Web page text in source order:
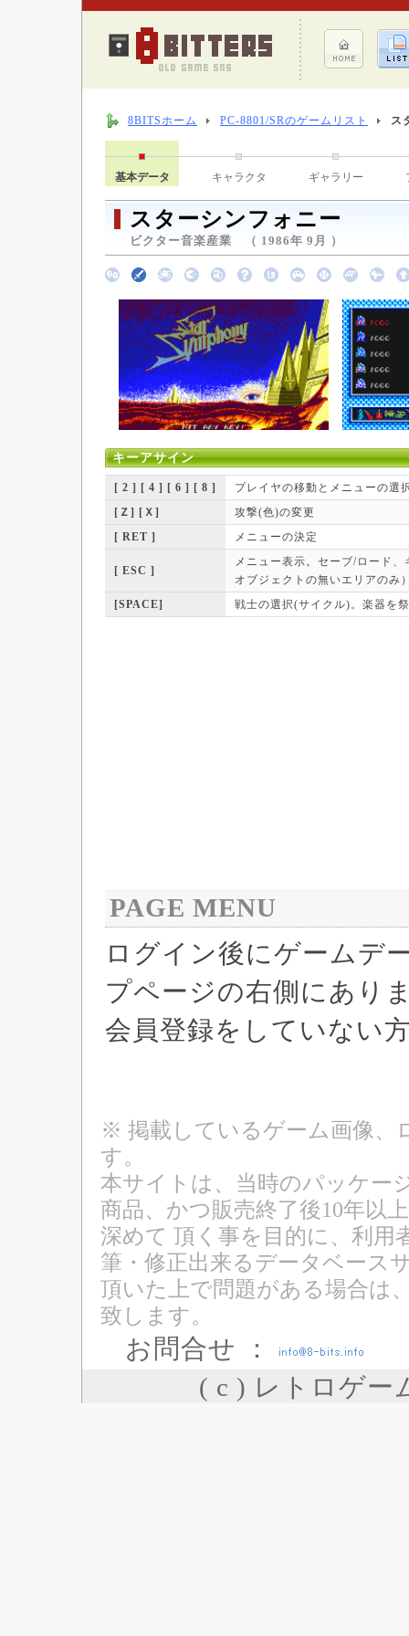
8BITSホーム PC-8801/SRのゲームリスト ス
基本データ キャラクタ ギャラリー
スターシンフォニー
ビクター音楽産業 （ 1986年 9月 ）
キーアサイン
[ 2 ] [ 4 ] [ 6 ] [ 8 ]
プレイヤの移動とメニューの選
[Ｚ] [Ｘ]
攻撃(色)の変更
[ RET ]
メニューの決定
[ ESC ]
メニュー表示。セーブ/ロード
オブジェクトの無いエリアのみ
[SPACE]
戦士の選択(サイクル)。楽器を
PAGE MENU
ログイン後にゲームデ
プページの右側にあり
会員登録をしていない
※ 掲載しているゲーム画像、
す。
本サイトは、当時のパッケー
商品、かつ販売終了後10年以
深めて 頂く事を目的に、利用
筆・修正出来るデータベース
頂いた上で問題がある場合は
致します。
お問合せ ：
( c ) レトロゲー